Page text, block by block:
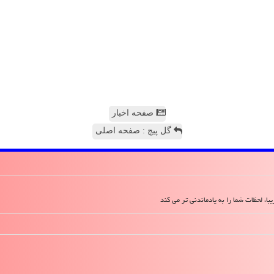
صفحه اخبار
گل پیچ : صفحه اصلی
لحظات شما را به یادماندنی تر می کند